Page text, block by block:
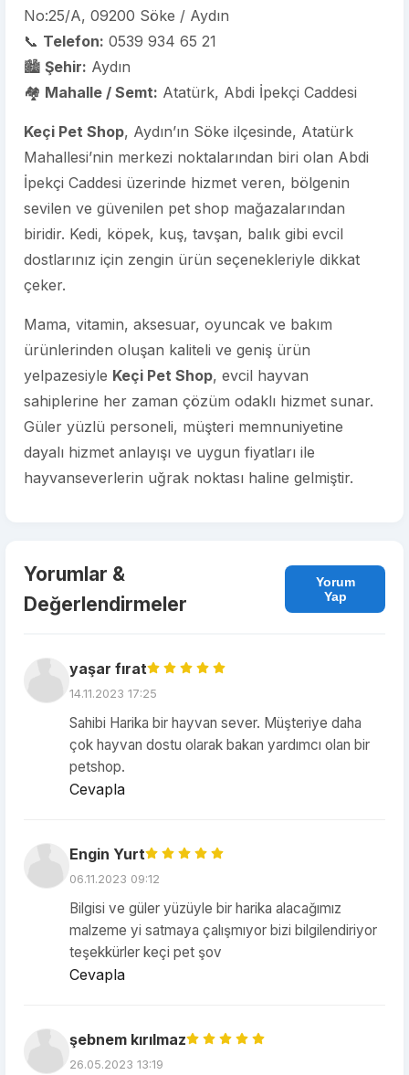
No:25/A, 09200 Söke / Aydın
📞 Telefon: 0539 934 65 21
🏙️ Şehir: Aydın
🏘️ Mahalle / Semt: Atatürk, Abdi İpekçi Caddesi
Keçi Pet Shop, Aydın’ın Söke ilçesinde, Atatürk
Mahallesi’nin merkezi noktalarından biri olan Abdi
İpekçi Caddesi üzerinde hizmet veren, bölgenin
sevilen ve güvenilen pet shop mağazalarından
biridir. Kedi, köpek, kuş, tavşan, balık gibi evcil
dostlarınız için zengin ürün seçenekleriyle dikkat
çeker.
Mama, vitamin, aksesuar, oyuncak ve bakım
ürünlerinden oluşan kaliteli ve geniş ürün
yelpazesiyle Keçi Pet Shop, evcil hayvan
sahiplerine her zaman çözüm odaklı hizmet sunar.
Güler yüzlü personeli, müşteri memnuniyetine
dayalı hizmet anlayışı ve uygun fiyatları ile
hayvanseverlerin uğrak noktası haline gelmiştir.
Yorumlar &
Değerlendirmeler
Yorum
Yap
yaşar fırat
14.11.2023 17:25
Sahibi Harika bir hayvan sever. Müşteriye daha
çok hayvan dostu olarak bakan yardımcı olan bir
petshop.
Cevapla
Engin Yurt
06.11.2023 09:12
Bilgisi ve güler yüzüyle bir harika alacağımız
malzeme yi satmaya çalışmıyor bizi bilgilendiriyor
teşekkürler keçi pet şov
Cevapla
şebnem kırılmaz
26.05.2023 13:19